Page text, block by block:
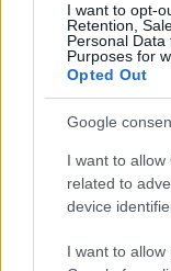
I want to opt-
Retention,
Personal
Purposes for
Opted Out
Google
I want to
related to
device
I want to